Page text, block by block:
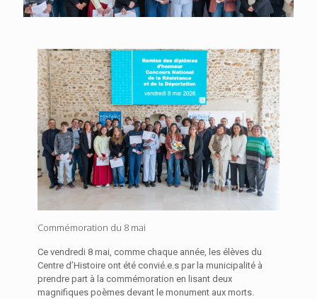
Commémoration du 8 mai
Ce vendredi 8 mai, comme chaque année, les élèves du
Centre d’Histoire ont été convié.e.s par la municipalité à
prendre part à la commémoration en lisant deux
magnifiques poèmes devant le monument aux morts.